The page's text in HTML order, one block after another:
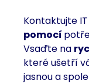
Kontaktujte
pomocí
Vsaďte na
které ušetří
jasnou a